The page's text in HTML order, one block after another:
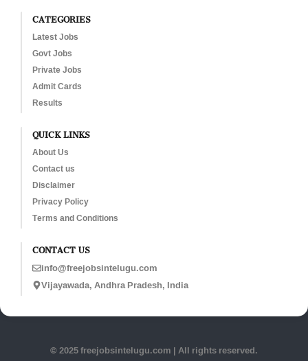
CATEGORIES
Latest Jobs
Govt Jobs
Private Jobs
Admit Cards
Results
QUICK LINKS
About Us
Contact us
Disclaimer
Privacy Policy
Terms and Conditions
CONTACT US
info@freejobsintelugu.com
Vijayawada, Andhra Pradesh, India
© 2025 freejobsintelugu.com | All rights reserved.